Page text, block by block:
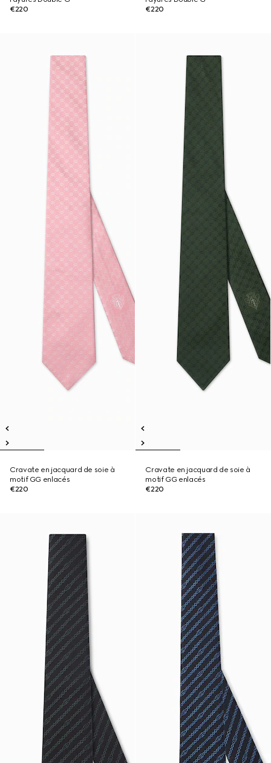
€220
€220
Cravate en jacquard de soie à
motif GG enlacés
€220
Cravate en jacquard de soie à
motif GG enlacés
€220